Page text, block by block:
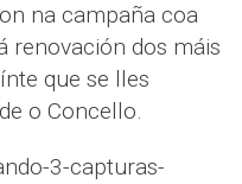
na campaña coa
renovación dos máis
que se lles
o Concello.
3-capturas-